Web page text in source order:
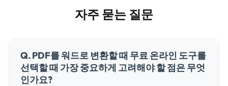
자주 묻는 질문
Q. PDF를 워드로 변환할 때 무료 온라인 도구를
선택할 때 가장 중요하게 고려해야 할 점은 무엇
인가요?